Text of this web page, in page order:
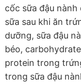
cốc sữa đậu
sữa sau khi ăn
dưỡng, sữa đậu
béo,
protein trong
trong sữa đậu